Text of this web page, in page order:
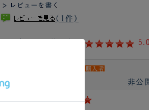
(1件)
この商品の平均評価：
購入者
非公